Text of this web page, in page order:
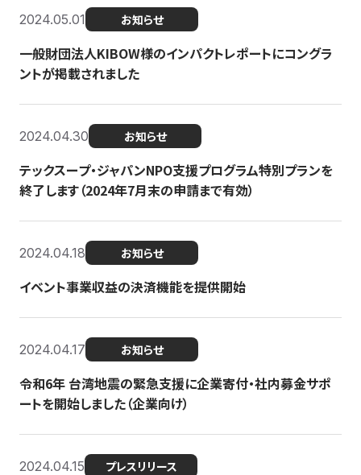
2024.05.01 お知らせ
一般財団法人KIBOW様のインパクトレポートにコングラ
ントが掲載されました
2024.04.30 お知らせ
テックスープ・ジャパンNPO支援プログラム特別プランを
終了します（2024年7月末の申請まで有効）
2024.04.18 お知らせ
イベント事業収益の決済機能を提供開始
2024.04.17 お知らせ
令和6年 台湾地震の緊急支援に企業寄付・社内募金サポ
ートを開始しました（企業向け）
2024.04.15 プレスリリース